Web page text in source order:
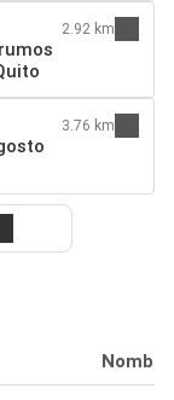
2.92 km
3.76 km
Nombre